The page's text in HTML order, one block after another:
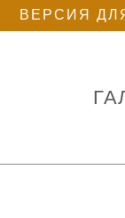
ВЕРСИЯ